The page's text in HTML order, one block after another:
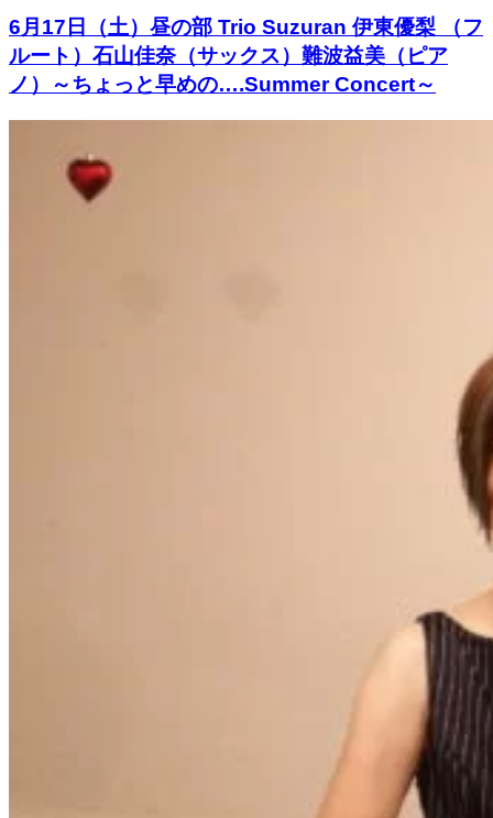
6月17日（土）昼の部 Trio Suzuran 伊東優梨 （フ
ルート）石山佳奈（サックス）難波益美（ピア
ノ）～ちょっと早めの….Summer Concert～